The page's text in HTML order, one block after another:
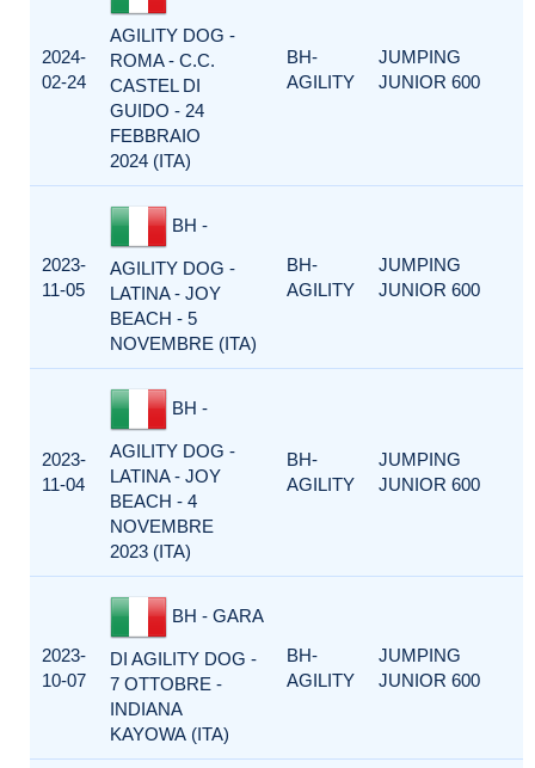
2024-
02-24
AGILITY DOG -
ROMA - C.C.
CASTEL DI
GUIDO - 24
FEBBRAIO
2024 (ITA)
BH-
AGILITY
JUMPING
JUNIOR 600
2023-
11-05
BH -
AGILITY DOG -
LATINA - JOY
BEACH - 5
NOVEMBRE (ITA)
BH-
AGILITY
JUMPING
JUNIOR 600
2023-
11-04
BH -
AGILITY DOG -
LATINA - JOY
BEACH - 4
NOVEMBRE
2023 (ITA)
BH-
AGILITY
JUMPING
JUNIOR 600
2023-
10-07
BH - GARA
DI AGILITY DOG -
7 OTTOBRE -
INDIANA
KAYOWA (ITA)
BH-
AGILITY
JUMPING
JUNIOR 600